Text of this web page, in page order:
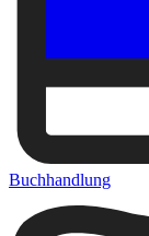
Buchhandlung